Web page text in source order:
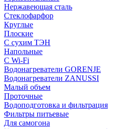
Нержавеющая сталь
Стеклофарфор
Круглые
Плоские
С сухим ТЭН
Напольные
С Wi-Fi
Водонагреватели GORENJE
Водонагреватели ZANUSSI
Малый объем
Проточные
Водоподготовка и фильтрация
Фильтры питьевые
Для самогона